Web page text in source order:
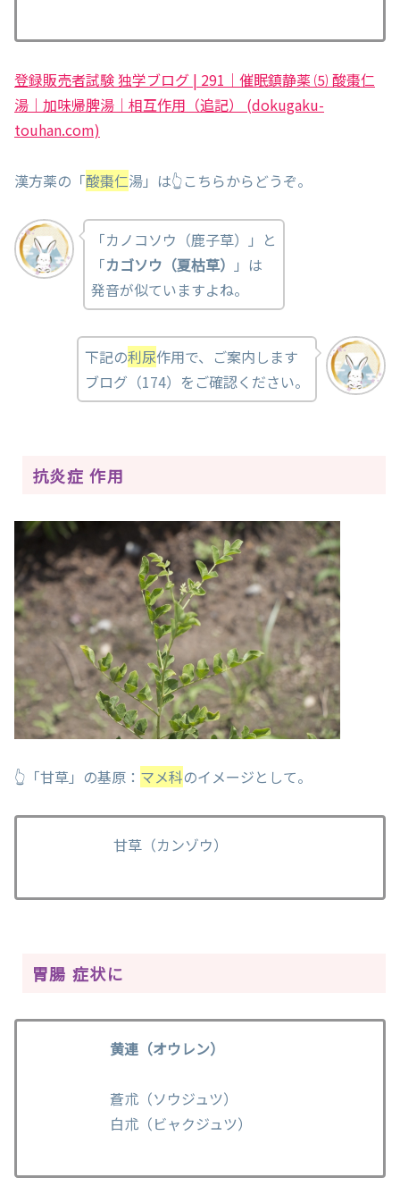
登録販売者試験 独学ブログ | 291｜催眠鎮静薬 ⑸ 酸棗仁
湯｜加味帰脾湯｜相互作用（追記） (dokugaku-
touhan.com)
漢方薬の「酸棗仁湯」は👆こちらからどうぞ。
「カノコソウ（鹿子草）」と
「カゴソウ（夏枯草） 」は
発音が似ていますよね。
下記の利尿作用で、ご案内します
ブログ（174）をご確認ください。
抗炎症 作用
👆「甘草」の基原： マメ科のイメージとして。
甘草（カンゾウ）
胃腸 症状に
黄連（オウレン）
蒼朮（ソウジュツ）
白朮（ビャクジュツ）